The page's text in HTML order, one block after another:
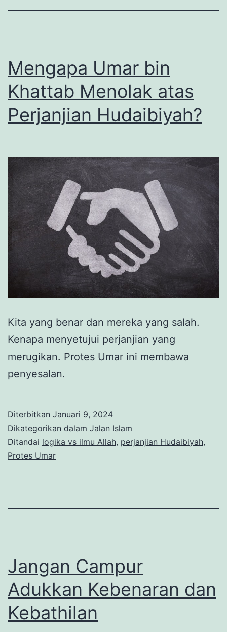
Mengapa Umar bin
Khattab Menolak atas
Perjanjian Hudaibiyah?
Kita yang benar dan mereka yang salah.
Kenapa menyetujui perjanjian yang
merugikan. Protes Umar ini membawa
penyesalan.
Diterbitkan Januari 9, 2024
Dikategorikan dalam Jalan Islam
Ditandai logika vs ilmu Allah, perjanjian Hudaibiyah,
Protes Umar
Jangan Campur
Adukkan Kebenaran dan
Kebathilan